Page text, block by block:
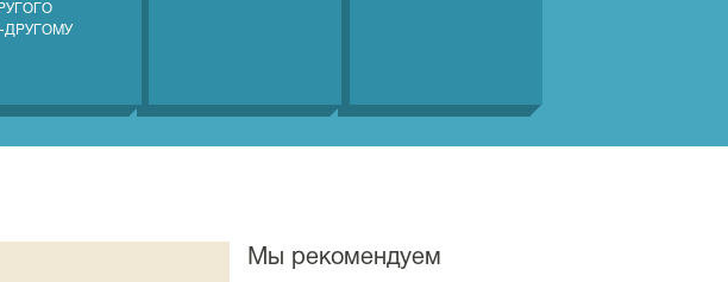
ДРУГОМУ
Мы рекомендуем